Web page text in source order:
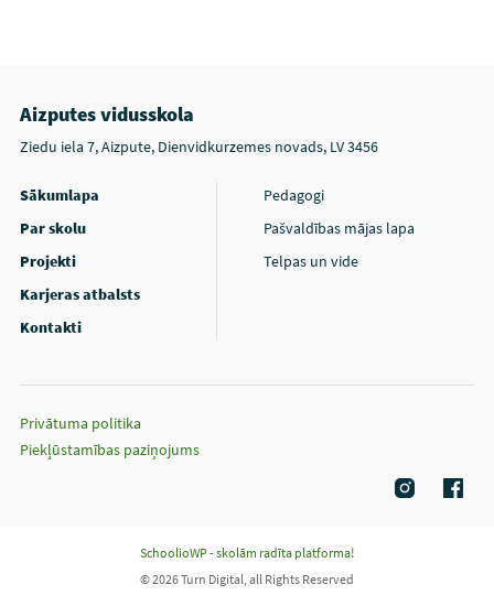
Aizputes vidusskola
Ziedu iela 7, Aizpute, Dienvidkurzemes novads, LV 3456
Sākumlapa
Par skolu
Projekti
Karjeras atbalsts
Kontakti
Pedagogi
Pašvaldības mājas lapa
Telpas un vide
Privātuma politika
Piekļūstamības paziņojums
SchoolioWP - skolām radīta platforma!
© 2026 Turn Digital, all Rights Reserved